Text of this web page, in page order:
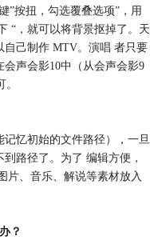
”按扭，勾选覆叠选项”，用
“，就可以将背景抠掉了。天
自己制作 MTV。演唱 者只要
声会影10中（从会声会影9
忆初始的文件路径），一旦
路径了。为了 编辑方便，
片、音乐、解说等素材放入
？